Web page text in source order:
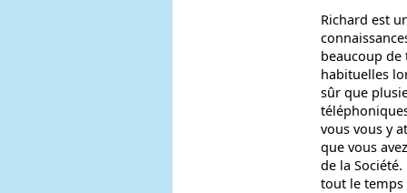
Richard est
beaucoup de
habituelles
sûr que
vous vous y
que vous
de la
tout le temps